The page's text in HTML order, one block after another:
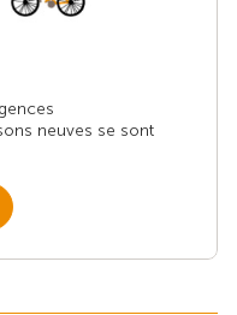
neuves se sont